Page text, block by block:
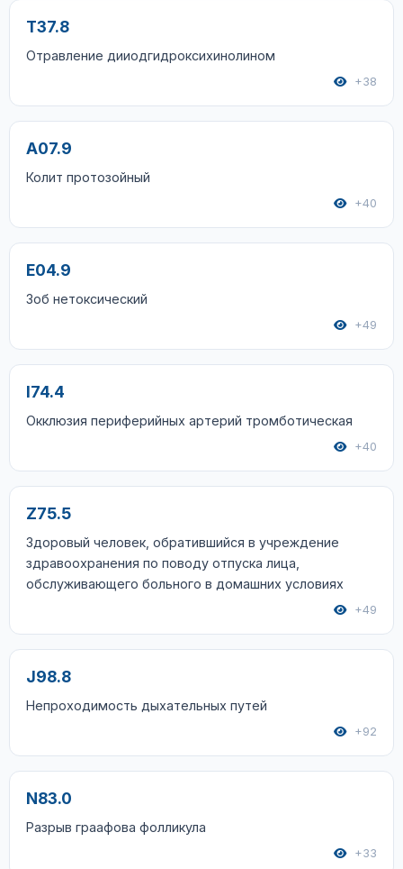
T37.8
Отравление дииодгидроксихинолином
+38
A07.9
Колит протозойный
+40
E04.9
Зоб нетоксический
+49
I74.4
Окклюзия периферийных артерий тромботическая
+40
Z75.5
Здоровый человек, обратившийся в учреждение
здравоохранения по поводу отпуска лица,
обслуживающего больного в домашних условиях
+49
J98.8
Непроходимость дыхательных путей
+92
N83.0
Разрыв граафова фолликула
+33